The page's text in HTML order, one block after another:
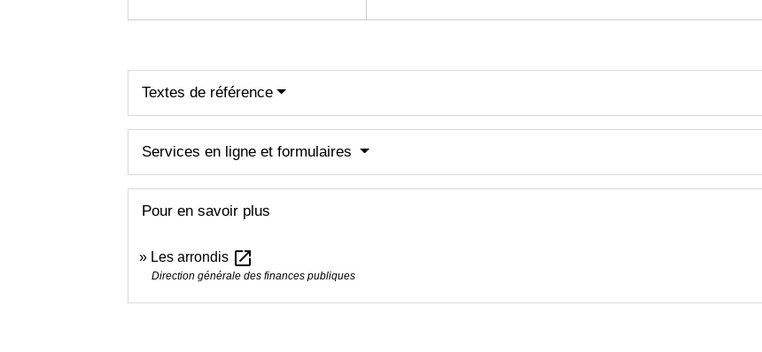
Textes de référence
Services en ligne et formulaires
Pour en savoir plus
Les arrondis open_in_new
Direction générale des finances publiques